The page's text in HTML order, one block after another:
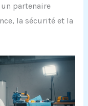
partenaire
la sécurité et la